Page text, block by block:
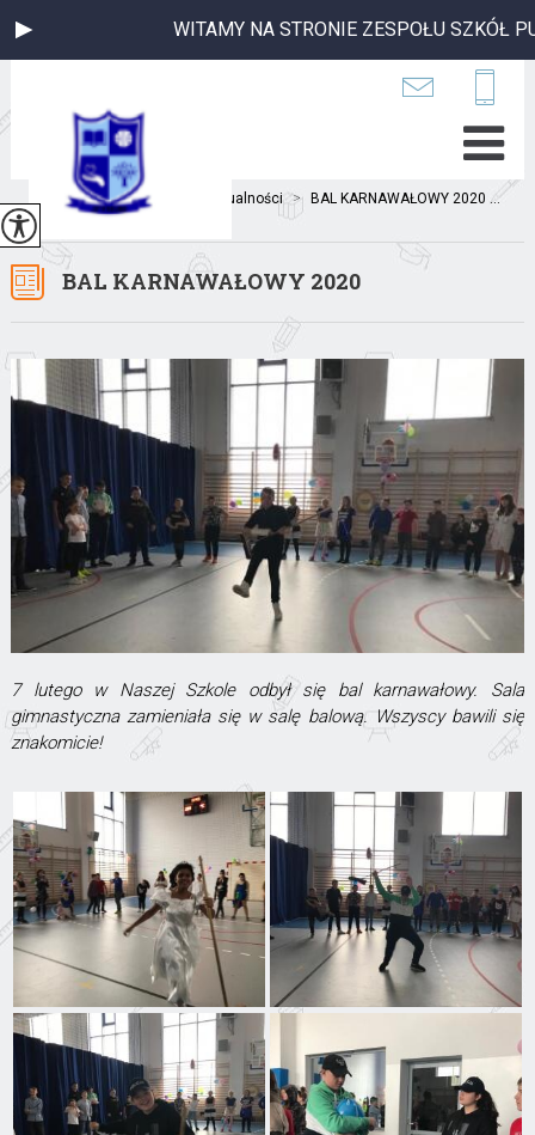
WITAMY NA STRONIE ZESPOŁU SZKÓŁ
Jesteś tutaj:Home Aktualności > BAL KARNAWAŁOWY 2020 ...
BAL KARNAWAŁOWY 2020
7 lutego w Naszej Szkole odbył się bal karnawałowy. Sala
gimnastyczna zamieniała się w salę balową. Wszyscy bawili się
znakomicie!